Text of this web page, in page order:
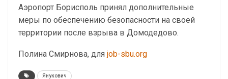
Аэропорт Борисполь принял дополнительные
меры по обеспечению безопасности на своей
территории после взрыва в Домодедово.
Полина Смирнова, для job-sbu.org
Янукович